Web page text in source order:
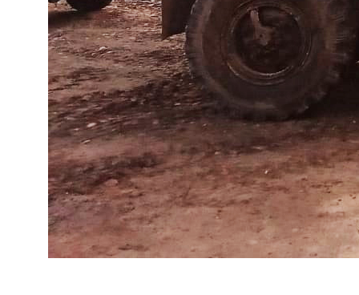
Нашипреимущества
Договор с 100%
гарантиями заказчика
Работаем исключительно по договору. Если
мы не сможем вам помочь, то
гарантированно вернем деньги. Нам
доверяют крупные государственные
компании.
Почему мы